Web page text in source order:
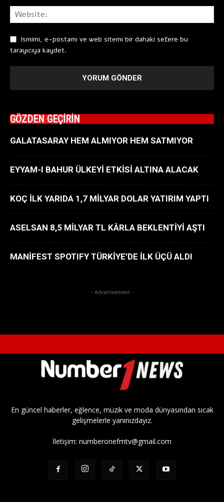
Ismimi, e-postamı ve web sitemi bir dahaki sefere bu
tarayıcıya kaydet.
GÖZDEN GEÇİRİN
GALATASARAY HEM ALMIYOR HEM SATMIYOR
EYYAM-I BAHUR ÜLKEYİ ETKİSİ ALTINA ALACAK
KOÇ İLK YARIDA 1,7 MİLYAR DOLAR YATIRIM YAPTI
ASELSAN 8,5 MİLYAR TL KÂRLA BEKLENTİYİ AŞTI
MANİFEST SPOTIFY TÜRKİYE’DE İLK ÜÇÜ ALDI
- Advertisement -
En güncel haberler, eğlence, müzik ve moda dünyasından sıcak
gelişmelerle yanınızdayız.
İletişim: numberonefmtv@gmail.com